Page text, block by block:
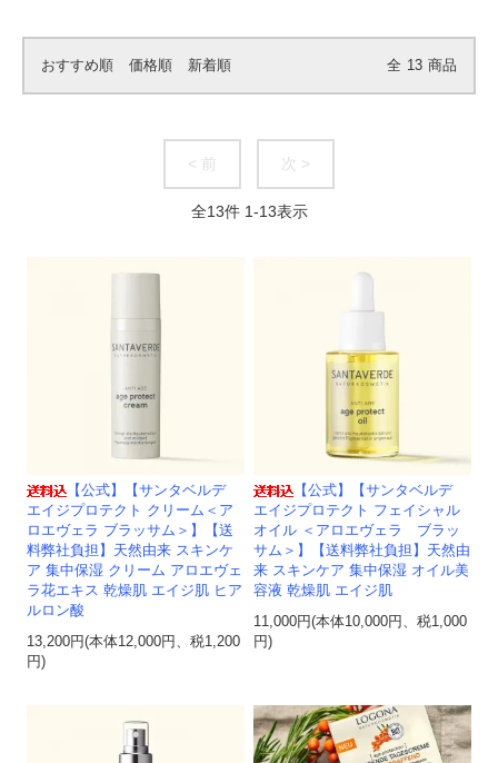
おすすめ順 価格順 新着順 全 13 商品
< 前 次 >
全13件 1-13表示
【公式】【サンタベルデ
エイジプロテクト クリーム＜ア
ロエヴェラ ブラッサム＞】【送
料弊社負担】天然由来 スキンケ
ア 集中保湿 クリーム アロエヴェ
ラ花エキス 乾燥肌 エイジ肌 ヒア
ルロン酸
13,200円(本体12,000円、税1,200
円)
【公式】【サンタベルデ
エイジプロテクト フェイシャル
オイル ＜アロエヴェラ ブラッ
サム＞】【送料弊社負担】天然由
来 スキンケア 集中保湿 オイル美
容液 乾燥肌 エイジ肌
11,000円(本体10,000円、税1,000
円)